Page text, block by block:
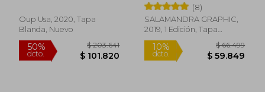
Oup Usa, 2020, Tapa
Blanda, Nuevo
(8)
SALAMANDRA GRAPHIC,
2019, 1 Edición, Tapa
Blanda, Nuevo